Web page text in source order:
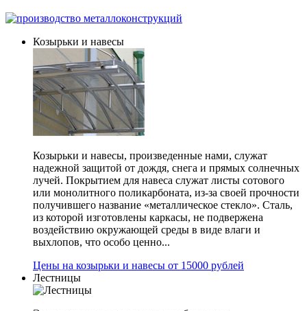
Козырьки и навесы
Козырьки и навесы, произведенные нами, служат
надежной защитой от дождя, снега и прямых солнечных
лучей. Покрытием для навеса служат листы сотового
или монолитного поликарбоната, из-за своей прочности
получившего название «металлическое стекло». Сталь,
из которой изготовлены каркасы, не подвержена
воздействию окружающей среды в виде влаги и
выхлопов, что особо ценно...
Цены на козырьки и навесы от 15000 рублей
Лестницы